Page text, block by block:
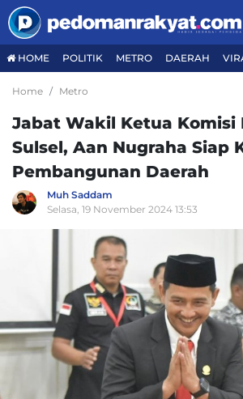
HOME POLITIK METRO DAERAH
Home Metro
Jabat Wakil Ketua Komisi
Sulsel, Aan Nugraha Siap
Pembangunan Daerah
Muh Saddam
Selasa, 19 November 2024 13:53